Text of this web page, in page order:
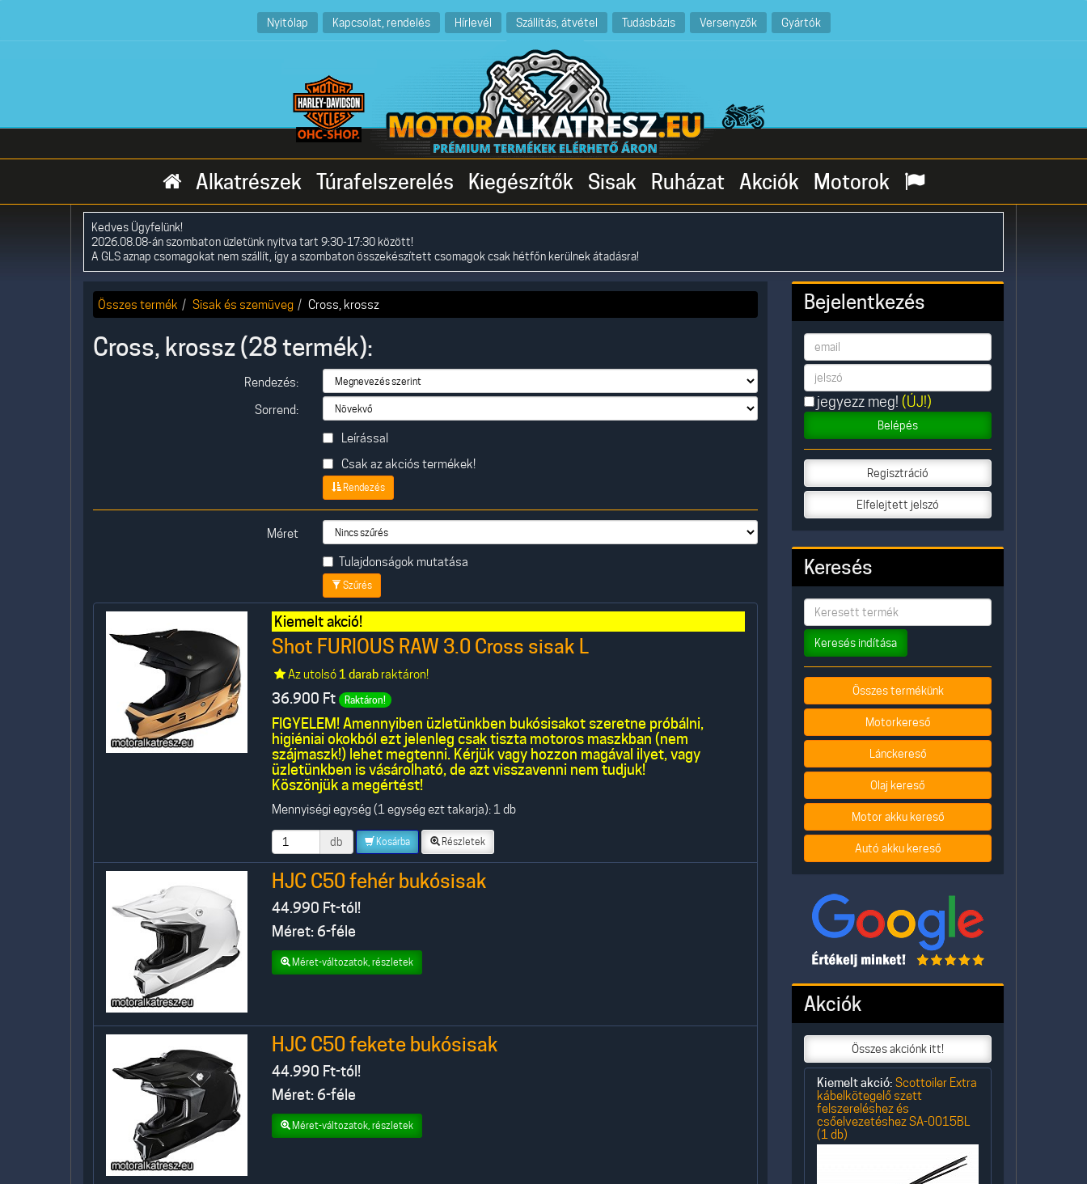
Nyitólap Kapcsolat, rendelés Hírlevél Szállítás, átvétel Tudásbázis Versenyzők Gyártók
Alkatrészek Túrafelszerelés Kiegészítők Sisak Ruházat Akciók Motorok
Kedves Ügyfelünk!
2026.08.08-án szombaton üzletünk nyitva tart 9:30-17:30 között!
A GLS aznap csomagokat nem szállít, így a szombaton összekészített csomagok csak hétfőn kerülnek átadásra!
Összes termék Sisak és szemüveg Cross, krossz
Cross, krossz (28 termék):
Rendezés:
Sorrend:
Leírással
Csak az akciós termékek!
Rendezés
Méret
Tulajdonságok mutatása
Szűrés
Kiemelt akció!
Shot FURIOUS RAW 3.0 Cross sisak L
Az utolsó 1 darabraktáron!
36.900 Ft Raktáron!
FIGYELEM! Amennyiben üzletünkben bukósisakot szeretne próbálni,
higiéniai okokból ezt jelenleg csak tiszta motoros maszkban (nem
szájmaszk!) lehet megtenni. Kérjük vagy hozzon magával ilyet, vagy
üzletünkben is vásárolható, de azt visszavenni nem tudjuk!
Köszönjük a megértést!
Mennyiségi egység (1 egység ezt takarja): 1 db
db Kosárba Részletek
HJC C50 fehér bukósisak
44.990 Ft-tól!
Méret: 6-féle
Méret-változatok, részletek
HJC C50 fekete bukósisak
44.990 Ft-tól!
Méret: 6-féle
Méret-változatok, részletek
Bejelentkezés
jegyezz meg! (ÚJ!)
Belépés
Regisztráció
Elfelejtett jelszó
Keresés
Keresés indítása
Összes termékünk
Motorkereső
Lánckereső
Olaj kereső
Motor akku kereső
Autó akku kereső
Akciók
Összes akciónk itt!
Kiemelt akció: Scottoiler Extra
kábelkötegelő szett
felszereléshez és
csőelvezetéshez SA-0015BL
(1 db)